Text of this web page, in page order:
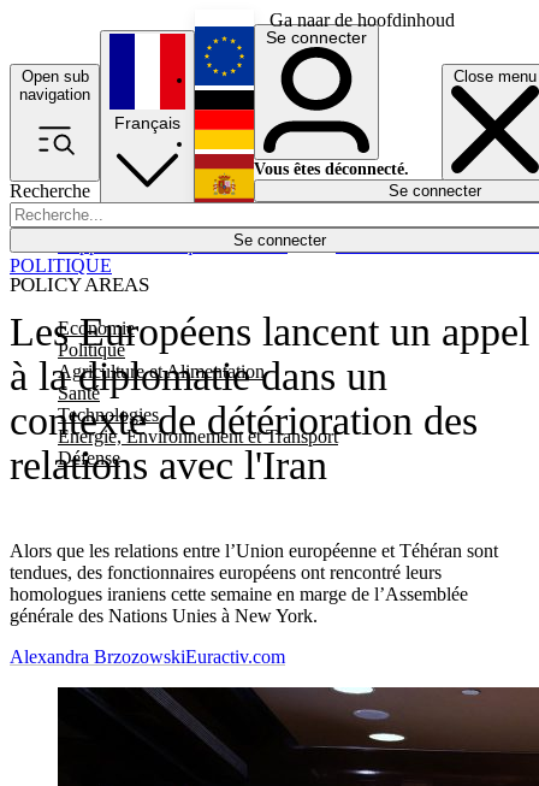
Ga naar de hoofdinhoud
Open sub
navigation
Close menu
Recherche
Se connecter
POLICY AREAS
Economie
Politique
Agriculture et Alimentation
Santé
Technologies
Energie, Environnement et Transport
Défense
Économie
Français
English
Deutsch
Español
Se connecter
Vous êtes déconnecté.
Se connecter
Les Européens lancent un appel
à la diplomatie dans un
contexte de détérioration des
relations avec l'Iran
Alors que les relations entre l’Union européenne et Téhéran sont
tendues, des fonctionnaires européens ont rencontré leurs
homologues iraniens cette semaine en marge de l’Assemblée
générale des Nations Unies à New York.
POLITIQUE
Alexandra BrzozowskiEuractiv.com